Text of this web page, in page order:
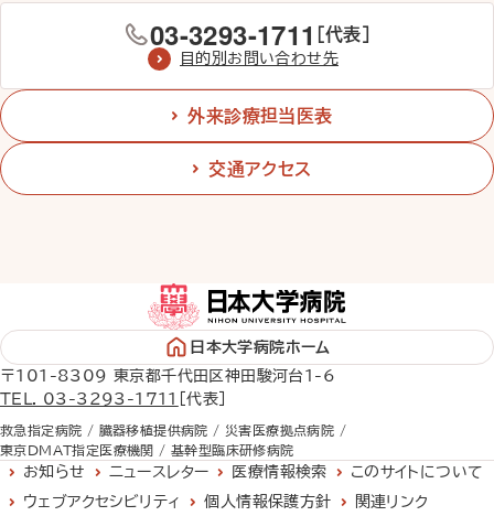
03-3293-1711 ［代表］
目的別お問い合わせ先
外来診療担当医表
交通アクセス
日本大学病院ホーム
〒101-8309 東京都千代田区神田駿河台1-6
TEL. 03-3293-1711
［代表］
救急指定病院 / 臓器移植提供病院 / 災害医療拠点病院 /
東京DMAT指定医療機関 / 基幹型臨床研修病院
お知らせ ニュースレター 医療情報検索
このサイトについて
ウェブアクセシビリティ
個人情報保護方針 関連リンク